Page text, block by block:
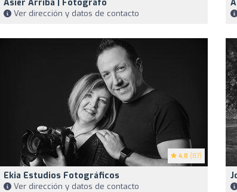
Asier Arriba | Fotógrafo
Ver dirección y datos de contacto
4.8 (87)
Ekia Estudios Fotográficos
Ver dirección y datos de contacto